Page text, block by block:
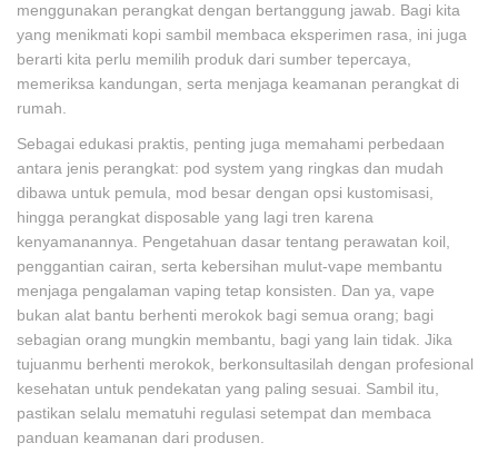
menggunakan perangkat dengan bertanggung jawab. Bagi kita
yang menikmati kopi sambil membaca eksperimen rasa, ini juga
berarti kita perlu memilih produk dari sumber tepercaya,
memeriksa kandungan, serta menjaga keamanan perangkat di
rumah.
Sebagai edukasi praktis, penting juga memahami perbedaan
antara jenis perangkat: pod system yang ringkas dan mudah
dibawa untuk pemula, mod besar dengan opsi kustomisasi,
hingga perangkat disposable yang lagi tren karena
kenyamanannya. Pengetahuan dasar tentang perawatan koil,
penggantian cairan, serta kebersihan mulut-vape membantu
menjaga pengalaman vaping tetap konsisten. Dan ya, vape
bukan alat bantu berhenti merokok bagi semua orang; bagi
sebagian orang mungkin membantu, bagi yang lain tidak. Jika
tujuanmu berhenti merokok, berkonsultasilah dengan profesional
kesehatan untuk pendekatan yang paling sesuai. Sambil itu,
pastikan selalu mematuhi regulasi setempat dan membaca
panduan keamanan dari produsen.